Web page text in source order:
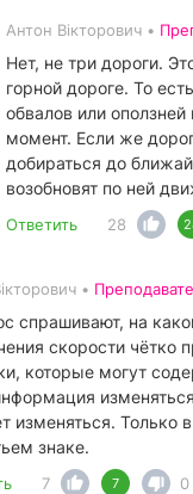
Антон Вікторович •
Нет, не три дороги.
горной дороге. То
обвалов или
момент. Если же
добираться до
возобновят по ней
Ответить 28
•
спрашивают, на
скорости
которые могут
изменяться. Только
знаке.
7 7 0